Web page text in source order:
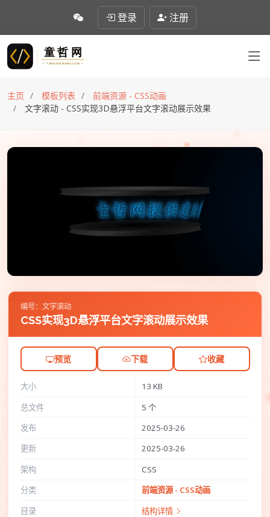
登录 注册
主页 模板列表
前端资源 - CSS动画
文字滚动 - CSS实现3D悬浮平台文字滚动展示效果
编号：文字滚动
CSS实现3D悬浮平台文字滚动展示效果
预览 下载 收藏
大小
13 KB
总文件
5 个
发布
2025-03-26
更新
2025-03-26
架构
CSS
分类
前端资源 - CSS动画
目录
结构详情